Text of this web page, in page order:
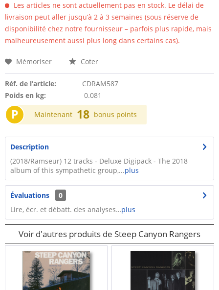
Les articles ne sont actuellement pas en stock. Le délai de
livraison peut aller jusqu’à 2 à 3 semaines (sous réserve de
disponibilité chez notre fournisseur – parfois plus rapide, mais
malheureusement aussi plus long dans certains cas).
Mémoriser Coter
Réf. de l’article:
CDRAM587
Poids en kg:
0.081
P Maintenant 18 bonus points
Description
(2018/Ramseur) 12 tracks - Deluxe Digipack - The 2018
album of this sympathetic group,...plus
Évaluations
0
Lire, écr. et débatt. des analyses…plus
Voir d'autres produits de Steep Canyon Rangers